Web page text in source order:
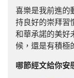
喜樂是我前進的
持良好的崇拜習
和華承諾的美好
候，還是有積極
哪節經文給你安